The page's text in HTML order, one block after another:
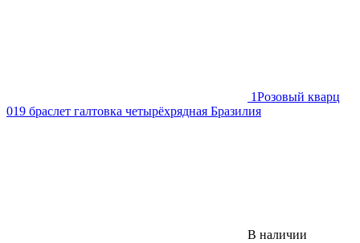
1Розовый кварц
019 браслет галтовка четырёхрядная Бразилия
В наличии